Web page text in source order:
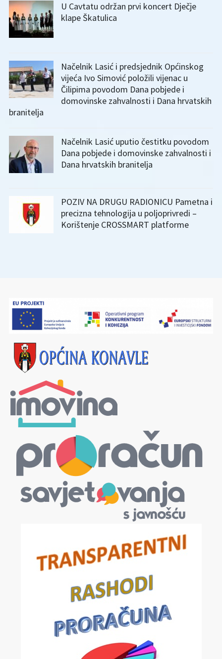
U Cavtatu održan prvi koncert Dječje
klape Škatulica
Načelnik Lasić i predsjednik Općinskog
vijeća Ivo Simović položili vijenac u
Čilipima povodom Dana pobjede i
domovinske zahvalnosti i Dana hrvatskih
branitelja
Načelnik Lasić uputio čestitku povodom
Dana pobjede i domovinske zahvalnosti i
Dana hrvatskih branitelja
POZIV NA DRUGU RADIONICU Pametna i
precizna tehnologija u poljoprivredi –
Korištenje CROSSMART platforme